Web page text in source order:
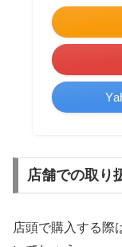
店舗での取り
店頭で購入する際